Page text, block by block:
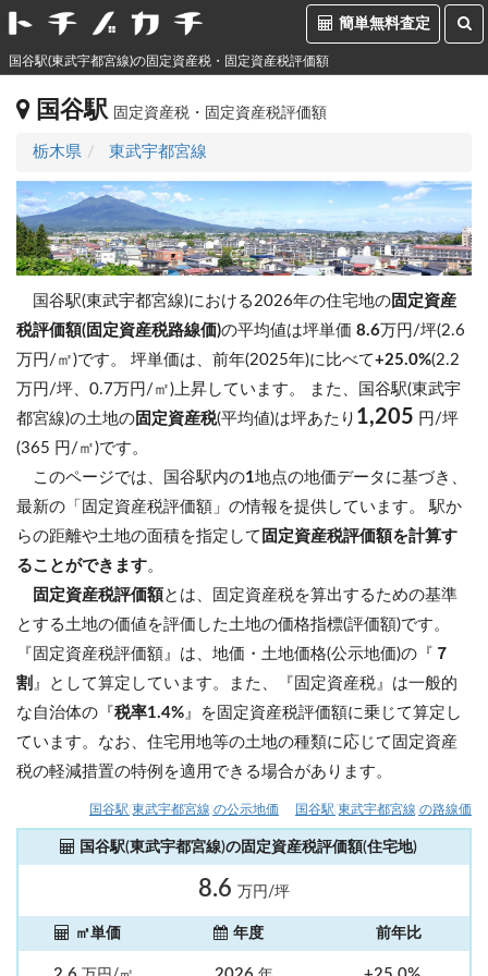
簡単無料査定
国谷駅(東武宇都宮線)の固定資産税・固定資産税評価額
国谷駅 固定資産税・固定資産税評価額
栃木県 東武宇都宮線
国谷駅(東武宇都宮線)における2026年の住宅地の 固定資産
税評価額(固定資産税路線価)の平均値は坪単価 8.6万円/坪(2.6
万円/㎡)です。 坪単価は、前年(2025年)に比べて+25.0%(2.2
万円/坪、0.7万円/㎡)上昇しています。
また、国谷駅(東武宇
都宮線)の土地の 固定資産税(平均値)は坪あたり 1,205 円/坪
(365 円/㎡)です。
このページでは、国谷駅内の1地点の地価データに基づき、
最新の「固定資産税評価額」の情報を提供しています。 駅か
らの距離や土地の面積を指定して 固定資産税評価額を計算す
ることができます。
固定資産税評価額とは、固定資産税を算出するための基準
とする土地の価値を評価した土地の価格指標(評価額)です。
『固定資産税評価額』は、地価・土地価格(公示地価)の『 ７
割 』として算定しています。また、『固定資産税』は一般的
な自治体の『税率1.4% 』を固定資産税評価額に乗じて算定し
ています。なお、住宅用地等の土地の種類に応じて固定資産
税の軽減措置の特例を適用できる場合があります。
国谷駅(東武宇都宮線)の公示地価 国谷駅(東武宇都宮線)の路線価
国谷駅(東武宇都宮線)の固定資産税評価額(住宅地)
8.6 万円/坪
㎡単価 年度 前年比